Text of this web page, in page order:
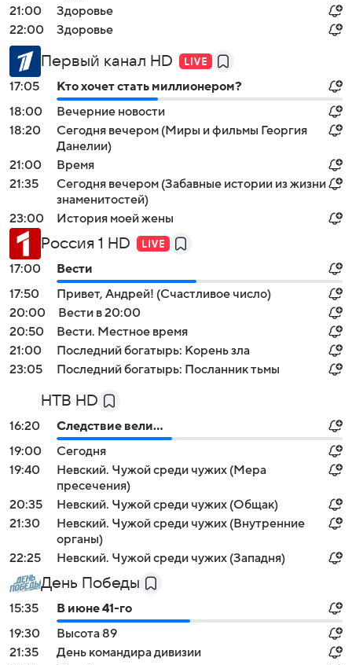
21:00
Здоровье
22:00
Здоровье
Первый канал HD
17:05
Кто хочет стать миллионером?
18:00
Вечерние новости
18:20
Сегодня вечером (Миры и фильмы Георгия
Данелии)
21:00
Время
21:35
Сегодня вечером (Забавные истории из жизни
знаменитостей)
23:00
История моей жены
Россия 1 HD
17:00
Вести
17:50
Привет, Андрей! (Счастливое число)
20:00
Вести в 20:00
20:50
Вести. Местное время
21:00
Последний богатырь: Корень зла
23:05
Последний богатырь: Посланник тьмы
НТВ HD
16:20
Следствие вели...
19:00
Сегодня
19:40
Невский. Чужой среди чужих (Мера
пресечения)
20:35
Невский. Чужой среди чужих (Общак)
21:30
Невский. Чужой среди чужих (Внутренние
органы)
22:25
Невский. Чужой среди чужих (Западня)
День Победы
15:35
В июне 41-го
19:30
Высота 89
21:35
День командира дивизии